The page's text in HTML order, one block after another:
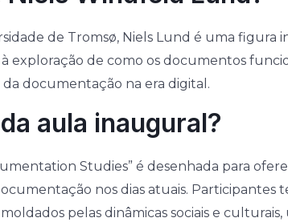
de Tromsø, Niels Lund é uma
exploração de como os documentos
documentação na era digital.
aula inaugural?
Studies” é desenhada para
nos dias atuais.
pelas dinâmicas sociais e